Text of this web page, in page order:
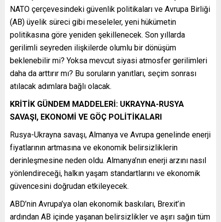
NATO çerçevesindeki güvenlik politikaları ve Avrupa Birliği
(AB) üyelik süreci gibi meseleler, yeni hükümetin
politikasına göre yeniden şekillenecek. Son yıllarda
gerilimli seyreden ilişkilerde olumlu bir dönüşüm
beklenebilir mi? Yoksa mevcut siyasi atmosfer gerilimleri
daha da arttırır mı? Bu soruların yanıtları, seçim sonrası
atılacak adımlara bağlı olacak.
KRİTİK GÜNDEM MADDELERİ: UKRAYNA-RUSYA
SAVAŞI, EKONOMİ VE GÖÇ POLİTİKALARI
Rusya-Ukrayna savaşı, Almanya ve Avrupa genelinde enerji
fiyatlarının artmasına ve ekonomik belirsizliklerin
derinleşmesine neden oldu. Almanya’nın enerji arzını nasıl
yönlendireceği, halkın yaşam standartlarını ve ekonomik
güvencesini doğrudan etkileyecek.
ABD’nin Avrupa’ya olan ekonomik baskıları, Brexit’in
ardından AB içinde yaşanan belirsizlikler ve aşırı sağın tüm